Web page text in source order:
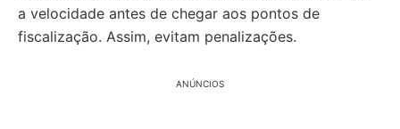
a velocidade antes de chegar aos pontos de
fiscalização. Assim, evitam penalizações.
ANÚNCIOS